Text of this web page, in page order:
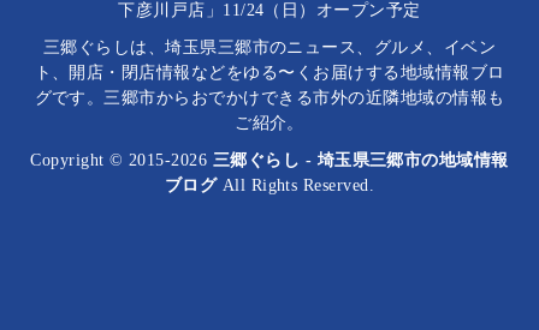
下彦川戸店」11/24（日）オープン予定
三郷ぐらしは、埼玉県三郷市のニュース、グルメ、イベン
ト、開店・閉店情報などをゆる〜くお届けする地域情報ブロ
グです。三郷市からおでかけできる市外の近隣地域の情報も
ご紹介。
Copyright © 2015-2026 三郷ぐらし - 埼玉県三郷市の地域情報
ブログAll Rights Reserved.